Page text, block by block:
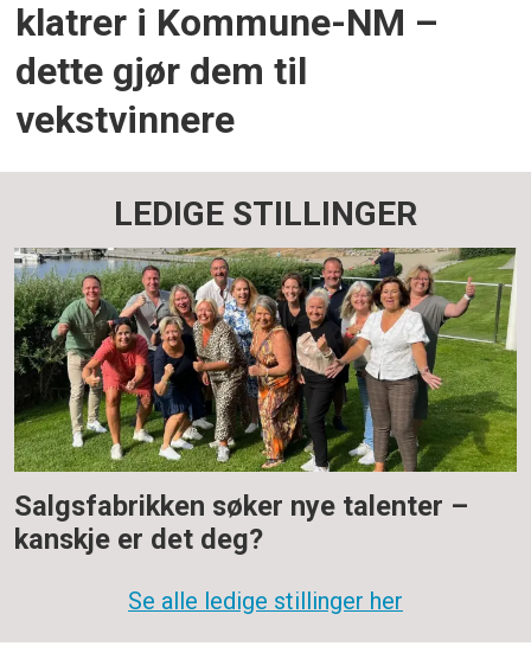
klatrer i Kommune-NM –
dette gjør dem til
vekstvinnere
LEDIGE STILLINGER
Salgsfabrikken søker nye talenter –
kanskje er det deg?
Se alle ledige stillinger her